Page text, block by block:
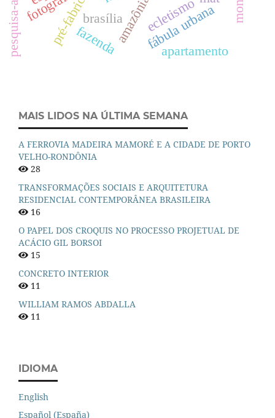
ecletismo
pesquisa-ação amazôniafábula urbana
fazenda
brasília
apartamento
MAIS LIDOS NA ÚLTIMA SEMANA
A FERROVIA MADEIRA MAMORÉ E A CIDADE DE PORTO
VELHO-RONDÔNIA
28
TRANSFORMAÇÕES SOCIAIS E ARQUITETURA
RESIDENCIAL CONTEMPORÂNEA BRASILEIRA
16
O PAPEL DOS CROQUIS NO PROCESSO PROJETUAL DE
ACÁCIO GIL BORSOI
15
CONCRETO INTERIOR
11
WILLIAM RAMOS ABDALLA
11
IDIOMA
English
Español (España)